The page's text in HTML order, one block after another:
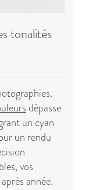
tonalités
dépasse
un cyan
un rendu
vos
année.